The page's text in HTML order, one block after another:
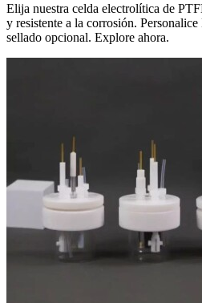
Elija nuestra celda electrolítica de
y resistente a la corrosión.
sellado opcional. Explore ahora.